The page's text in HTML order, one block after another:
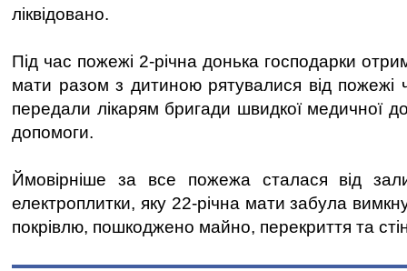
ліквідовано.
Під час пожежі 2-річна донька господарки
мати разом з дитиною рятувалися від пожежі
передали лікарям бригади швидкої медичної
допомоги.
Ймовірніше за все пожежа сталася від
електроплитки, яку 22-річна мати забула
покрівлю, пошкоджено майно, перекриття та